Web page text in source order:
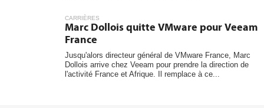
CARRIÈRES
Marc Dollois quitte VMware pour Veeam
France
Jusqu'alors directeur général de VMware France, Marc
Dollois arrive chez Veeam pour prendre la direction de
l'activité France et Afrique. Il remplace à ce...